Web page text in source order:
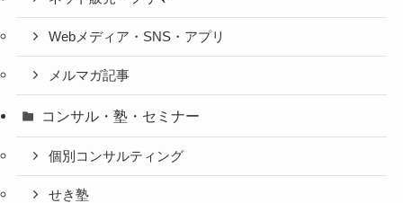
Webメディア・SNS・アプリ
メルマガ記事
コンサル・塾・セミナー
個別コンサルティング
せき塾